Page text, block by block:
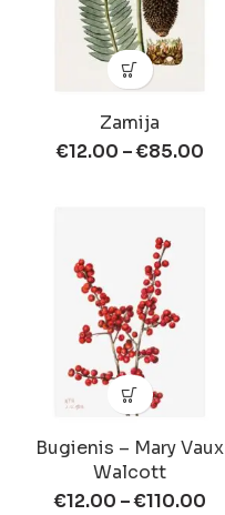
Zamija
€12.00 –€85.00
Bugienis – Mary Vaux
Walcott
€12.00 –€110.00